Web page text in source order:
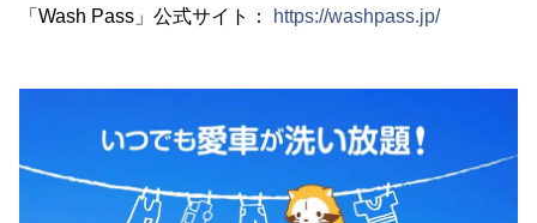
「Wash Pass」公式サイト： https://washpass.jp/